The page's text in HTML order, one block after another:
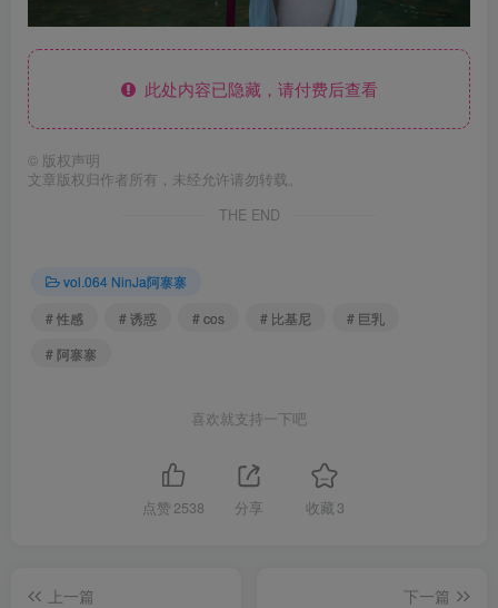
此处内容已隐藏，请付费后查看
© 版权声明
文章版权归作者所有，未经允许请勿转载。
THE END
vol.064 NinJa阿寨寨
# 性感
# 诱惑 # cos # 比基尼
# 巨乳
# 阿寨寨
喜欢就支持一下吧
点赞 2538 分享 收藏 3
上一篇
下一篇